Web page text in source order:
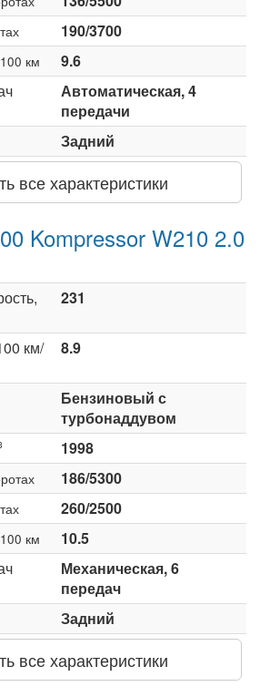
190/3700
км
9.6
Автоматическая, 4
передачи
Задний
все характеристики
Kompressor W210 2.0
231
км/
8.9
Бензиновый с
турбонаддувом
1998
186/5300
260/2500
км
10.5
Механическая, 6
передач
Задний
все характеристики